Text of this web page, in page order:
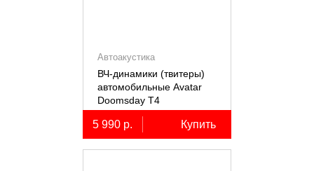
Автоакустика
ВЧ-динамики (твитеры)
автомобильные Avatar
Doomsday Т4
5 990 р. Купить